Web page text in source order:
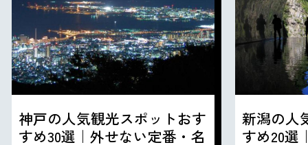
神戸の人気観光スポットおす
すめ30選｜外せない定番・名
新潟の人
すめ20選